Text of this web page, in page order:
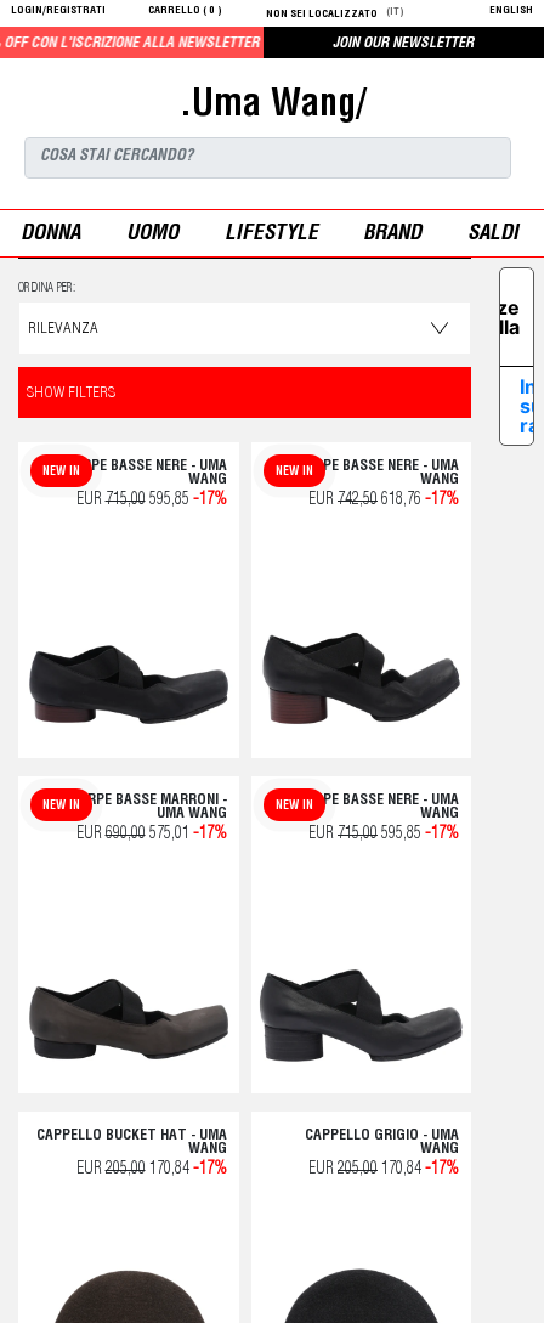
LOGIN/REGISTRATI CARRELLO ( 0 ) NON SEI LOCALIZZATO (IT) ENGLISH
CON L'ISCRIZIONE ALLA NEWSLETTER JOIN OUR NEWSLETTER
.Uma Wang/
DONNA UOMO LIFESTYLE BRAND SALDI
ORDINA PER:
SHOW FILTERS
SCARPE BASSE NERE - UMA
WANG
NEW IN
EUR715,00595,85 -17%
SCARPE BASSE NERE - UMA
WANG
NEW IN
EUR 742,50 618,76 -17%
SCARPE BASSE MARRONI -
UMA WANG
NEW IN
EUR690,00575,01 -17%
SCARPE BASSE NERE - UMA
WANG
NEW IN
EUR 715,00 595,85 -17%
CAPPELLO BUCKET HAT - UMA
WANG
EUR205,00170,84 -17%
CAPPELLO GRIGIO - UMA
WANG
EUR 205,00 170,84 -17%
preferenze
relative alla